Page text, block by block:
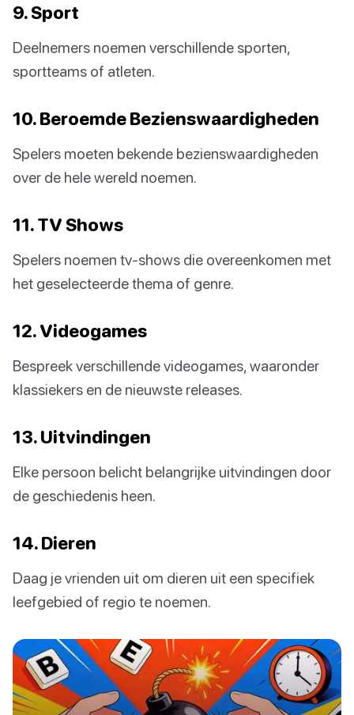
9. Sport
Deelnemers noemen verschillende sporten,
sportteams of atleten.
10. Beroemde Bezienswaardigheden
Spelers moeten bekende bezienswaardigheden
over de hele wereld noemen.
11. TV Shows
Spelers noemen tv-shows die overeenkomen met
het geselecteerde thema of genre.
12. Videogames
Bespreek verschillende videogames, waaronder
klassiekers en de nieuwste releases.
13. Uitvindingen
Elke persoon belicht belangrijke uitvindingen door
de geschiedenis heen.
14. Dieren
Daag je vrienden uit om dieren uit een specifiek
leefgebied of regio te noemen.